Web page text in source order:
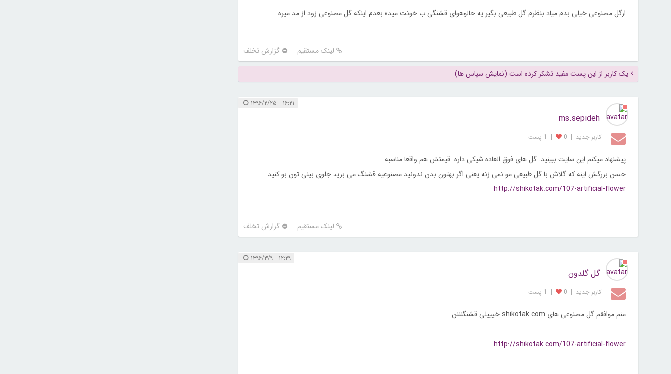
ازگل مصنوعی خیلی بدم میاد.بنظرم گل طبیعی بگیر یه حالوهوای قشنگی ب خونت میده.بعدم اینکه گل مصنوعی زود از مد میره
لینک مستقیم گزارش تخلف
یک کاربر از این پست مفید تشکر کرده است (نمایش سپاس ها)
۱۶:۲۱ ۱۳۹۶/۲/۲۵
ms.sepideh
کاربر جديد |
0
| 1 پست
پیشنهاد میکنم این سایت ببینید. گل های فوق العاده شیکی داره. قیمتش هم واقعا مناسبه
حسن بزرگش اینه که گلاش با گل طبیعی مو نمی زنه یعنی اگر بهتون بدن ندونید مصنوعیه قشنگ می برید جلوی بینی تون بو کنید
http://shikotak.com/107-artificial-flower
لینک مستقیم گزارش تخلف
۱۲:۲۹ ۱۳۹۶/۳/۹
گل گلدون
کاربر جديد |
0
| 1 پست
منم موافقم گل مصنوعی های shikotak.com خیییلی قشنگنننن
http://shikotak.com/107-artificial-flower